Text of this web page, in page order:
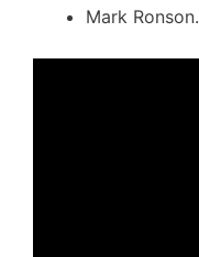
Mark Ronson.